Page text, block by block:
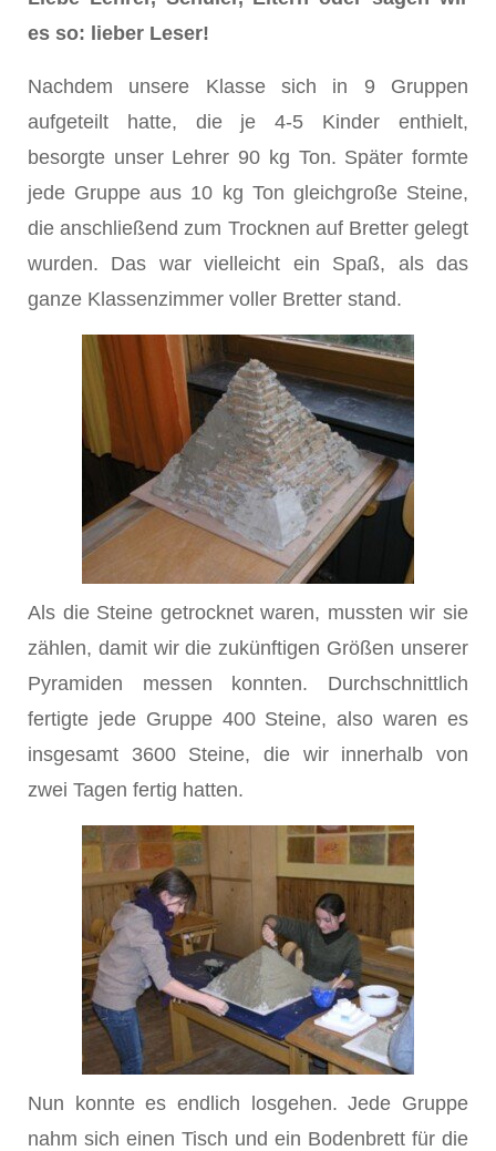
es so: lieber Leser!
Nachdem unsere Klasse sich in 9 Gruppen
aufgeteilt hatte, die je 4-5 Kinder enthielt,
besorgte unser Lehrer 90 kg Ton. Später formte
jede Gruppe aus 10 kg Ton gleichgroße Steine,
die anschließend zum Trocknen auf Bretter gelegt
wurden. Das war vielleicht ein Spaß, als das
ganze Klassenzimmer voller Bretter stand.
Als die Steine getrocknet waren, mussten wir sie
zählen, damit wir die zukünftigen Größen unserer
Pyramiden messen konnten. Durchschnittlich
fertigte jede Gruppe 400 Steine, also waren es
insgesamt 3600 Steine, die wir innerhalb von
zwei Tagen fertig hatten.
Nun konnte es endlich losgehen. Jede Gruppe
nahm sich einen Tisch und ein Bodenbrett für die